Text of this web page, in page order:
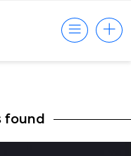
found